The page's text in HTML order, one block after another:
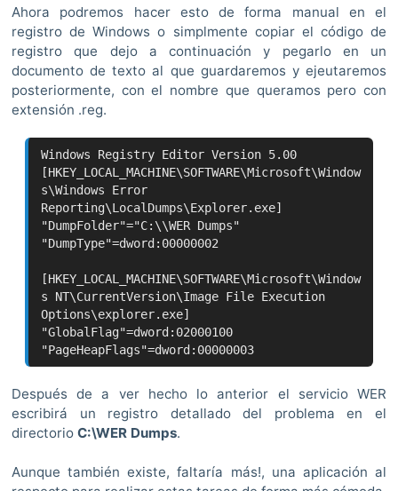
Ahora podremos hacer esto de forma manual en el
registro de Windows o simplmente copiar el código de
registro que dejo a continuación y pegarlo en un
documento de texto al que guardaremos y ejeutaremos
posteriormente, con el nombre que queramos pero con
extensión .reg.
Windows Registry Editor Version 5.00
[HKEY_LOCAL_MACHINE\SOFTWARE\Microsoft\Window
s\Windows Error
Reporting\LocalDumps\Explorer.exe]
"DumpFolder"="C:\\WER Dumps"
"DumpType"=dword:00000002
[HKEY_LOCAL_MACHINE\SOFTWARE\Microsoft\Window
s NT\CurrentVersion\Image File Execution
Options\explorer.exe]
"GlobalFlag"=dword:02000100
"PageHeapFlags"=dword:00000003
Después de a ver hecho lo anterior el servicio WER
escribirá un registro detallado del problema en el
directorio C:\WER Dumps.
Aunque también existe, faltaría más!, una aplicación al